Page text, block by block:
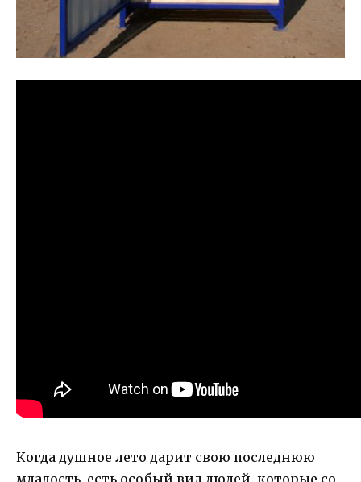
Когда душное лето дарит свою последнюю